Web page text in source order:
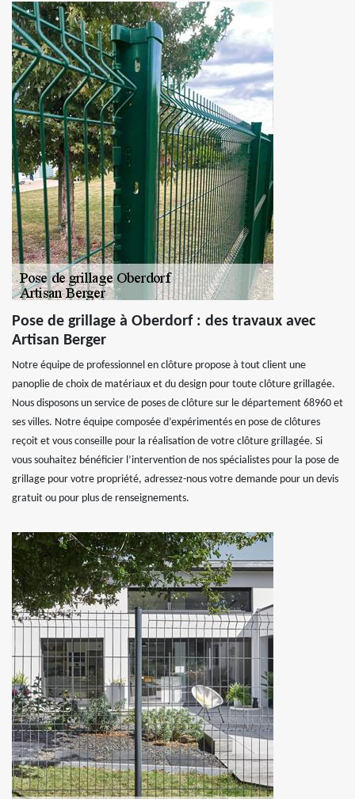
Pose de grillage à Oberdorf : des travaux avec
Artisan Berger
Notre équipe de professionnel en clôture propose à tout client une
panoplie de choix de matériaux et du design pour toute clôture grillagée.
Nous disposons un service de poses de clôture sur le département 68960 et
ses villes. Notre équipe composée d’expérimentés en pose de clôtures
reçoit et vous conseille pour la réalisation de votre clôture grillagée. Si
vous souhaitez bénéficier l’intervention de nos spécialistes pour la pose de
grillage pour votre propriété, adressez-nous votre demande pour un devis
gratuit ou pour plus de renseignements.